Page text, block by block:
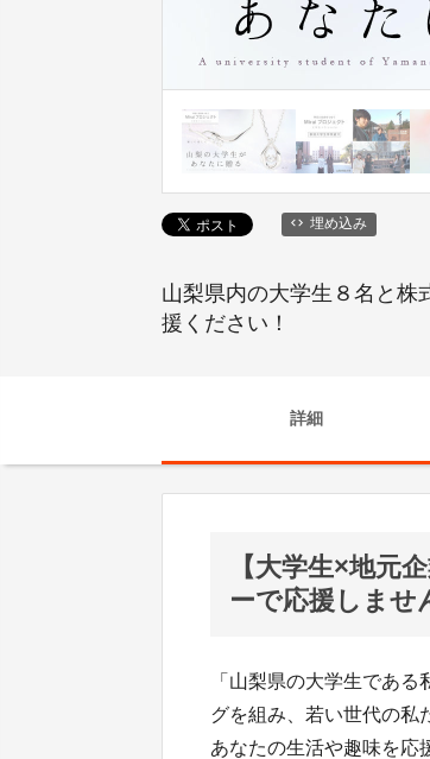
埋め込み
山梨県内の大学生８名と株
援ください！
詳細
【大学生×地元
ーで応援しませ
「山梨県の大学生であ
グを組み、若い世代の私
あなたの生活や趣味を応